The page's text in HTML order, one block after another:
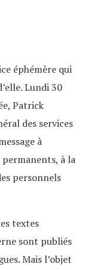
éphémère qui
Lundi 30
Patrick
des services
à
permanents, à la
personnels
textes
sont publiés
Mais l’objet